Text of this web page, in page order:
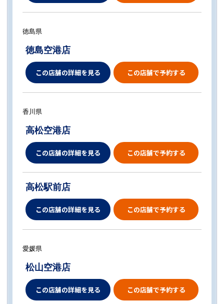
徳島県
徳島空港店
この店舗の詳細を見る この店舗で予約する
香川県
高松空港店
この店舗の詳細を見る この店舗で予約する
高松駅前店
この店舗の詳細を見る この店舗で予約する
愛媛県
松山空港店
この店舗の詳細を見る この店舗で予約する